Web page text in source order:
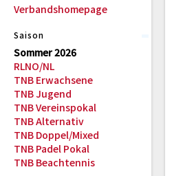
Verbandshomepage
Saison
Sommer 2026
RLNO/NL
TNB Erwachsene
TNB Jugend
TNB Vereinspokal
TNB Alternativ
TNB Doppel/Mixed
TNB Padel Pokal
TNB Beachtennis